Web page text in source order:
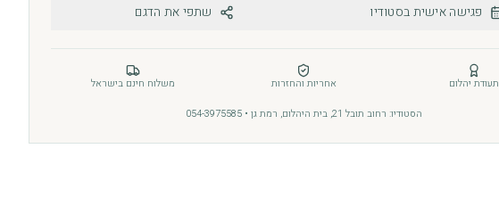
פגישה אישית בסטודיו שתפי את הדגם
תעודת יהלום אחריות והחזרות
משלוח חינם בישראל
הסטודיו: רחוב תובל 21, בית היהלום, רמת גן • 054-3975585